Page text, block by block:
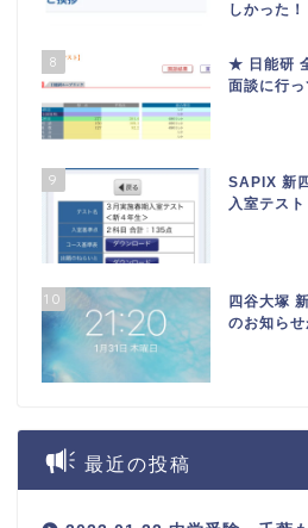
しかった！
8
★ 日能研
面談に行っ
9
SAPIX 新
入室テス
10
四谷大塚
のお知ら
最近の投稿